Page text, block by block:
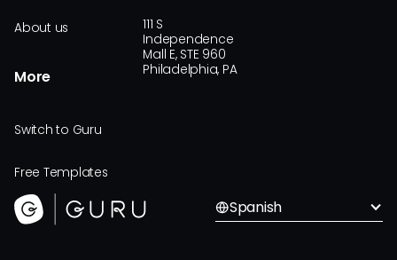
About us
More
Switch to Guru
Free Templates
111 S
Independence
Mall E, STE 960
Philadelphia, PA
Spanish